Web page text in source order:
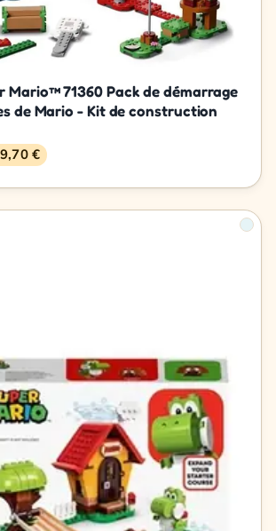
Mario™ 71360 Pack de démarrage
de Mario - Kit de construction
€